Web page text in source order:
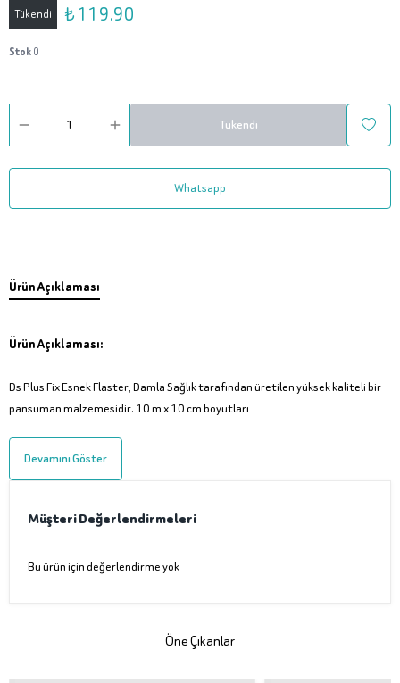
Tükendi ₺ 119.90
Stok0
Tükendi
Whatsapp
Ürün Açıklaması
Ürün Açıklaması:
Ds Plus Fix Esnek Flaster, Damla Sağlık tarafından üretilen yüksek kaliteli bir
pansuman malzemesidir. 10 m x 10 cm boyutları
Devamını Göster
Müşteri Değerlendirmeleri
Bu ürün için değerlendirme yok
Öne Çıkanlar